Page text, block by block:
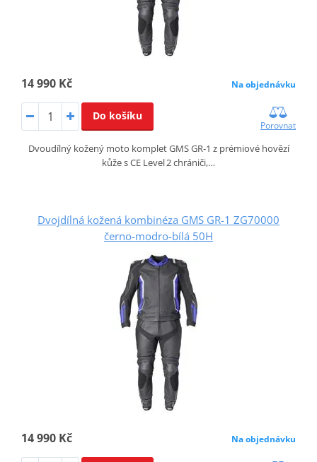
14 990 Kč Na objednávku
Do košíku
Porovnat
Dvoudílný kožený moto komplet GMS GR‑1 z prémiové hovězí
kůže s CE Level 2 chrániči,…
Dvojdílná kožená kombinéza GMS GR-1 ZG70000
černo-modro-bílá 50H
14 990 Kč Na objednávku